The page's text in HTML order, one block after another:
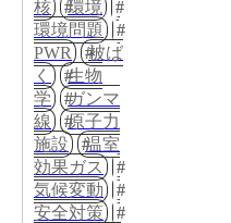
核
環境
環境問題
PWR
被ば
く
生物
学
ガンマ
線
原子力
施設
温室
効果ガス
気候変動
安全対策